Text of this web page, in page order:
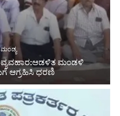
ಮಂಡ್ಯ
ಮಂಡಳಿ
ಆಗ್ರಹಿಸಿ ಧರಣಿ